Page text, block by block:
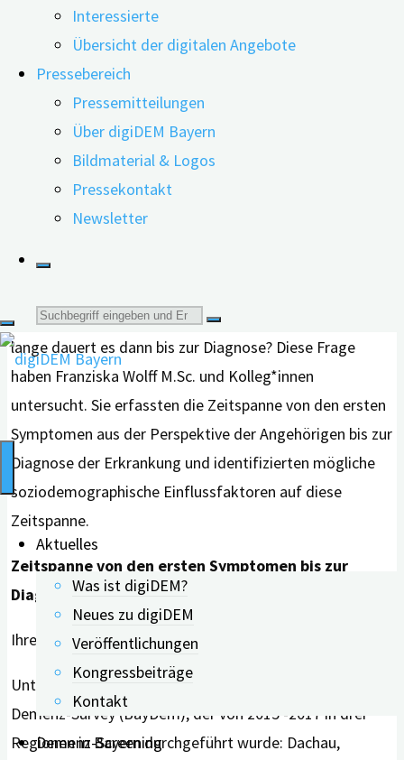
Interessierte
Übersicht der digitalen Angebote
Pressebereich
Pressemitteilungen
Über digiDEM Bayern
Bildmaterial & Logos
Pressekontakt
Newsletter
Suche
nach:
Aktuelles
Was ist digiDEM?
Neues zu digiDEM
Veröffentlichungen
Kongressbeiträge
Kontakt
Demenz-Screening
pflegenden Angehörigen – frühzeitig
Unterstützungsangebote in Anspruch nehmen und
die nächsten Schritte planen. Doch die Erkrankung
wird häufig erst spät erkannt, wie eine
Untersuchung der Friedrich-Alexander-Universität
Erlangen-Nürnberg zeigt.
Demenz bei einem Familienmitglied wahrnehmen, wie
lange dauert es dann bis zur Diagnose? Diese Frage
haben Franziska Wolff M.Sc. und Kolleg*innen
untersucht. Sie erfassten die Zeitspanne von den ersten
Symptomen aus der Perspektive der Angehörigen bis zur
Diagnose der Erkrankung und identifizierten mögliche
soziodemographische Einflussfaktoren auf diese
Zeitspanne.
Zeitspanne von den ersten Symptomen bis zur
Diagnose betrug durchschnittlich 16 Monate
Ihre
Untersuchung basiert auf den Daten des Bayerischen
Demenz-Survey (BayDem), der von 2015 -2017 in drei
Regionen in Bayern durchgeführt wurde: Dachau,